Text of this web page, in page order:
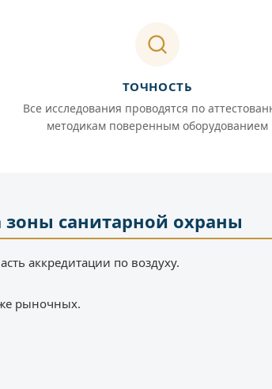
ТОЧНОСТЬ
Все исследования проводятся по
методикам поверенным оборудованием
зоны санитарной охраны
аккредитации по воздуху.
рыночных.